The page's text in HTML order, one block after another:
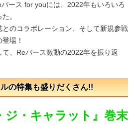
ース for youには、2022年もいろいろ
。
のコラボレーション、そして新規参戦
場！
て、Reバース激動の2022年を振り返
の特集も盛りだくさん!!
ジ・キャラット』巻末